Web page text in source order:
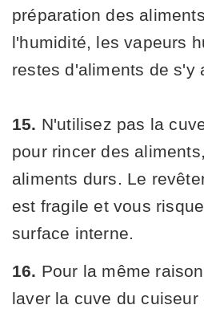
préparation des
l'humidité, les vapeurs
restes d'aliments de s'y
15. N'utilisez pas la
pour rincer des
aliments durs. Le
est fragile et vous
surface interne.
16. Pour la même
laver la cuve du cuiseur